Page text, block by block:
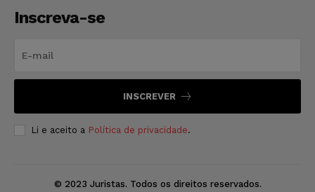
Inscreva-se
INSCREVER
Li e aceito a Política de privacidade.
© 2023 Juristas. Todos os direitos reservados.